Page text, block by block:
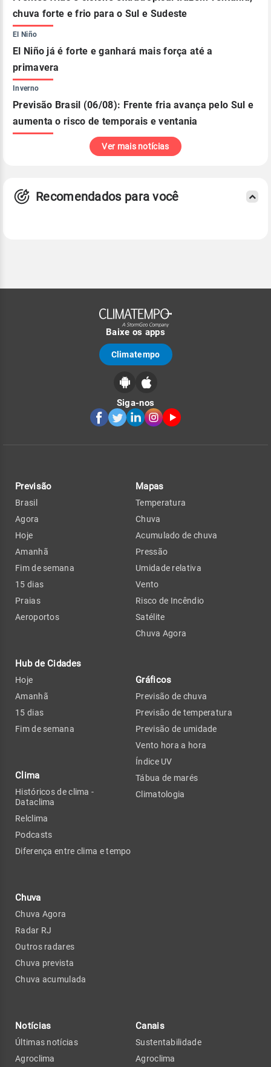
chuva forte e frio para o Sul e Sudeste
El Niño
El Niño já é forte e ganhará mais força até a
primavera
Inverno
Previsão Brasil (06/08): Frente fria avança pelo Sul e
aumenta o risco de temporais e ventania
Ver mais notícias
Recomendados para você
Baixe os apps
Climatempo
Siga-nos
Previsão
Brasil
Agora
Hoje
Amanhã
Fim de semana
15 dias
Praias
Aeroportos
Hub de Cidades
Hoje
Amanhã
15 dias
Fim de semana
Clima
Históricos de clima -
Dataclima
Relclima
Podcasts
Diferença entre clima e tempo
Chuva
Chuva Agora
Radar RJ
Outros radares
Chuva prevista
Chuva acumulada
Mapas
Temperatura
Chuva
Acumulado de chuva
Pressão
Umidade relativa
Vento
Risco de Incêndio
Satélite
Chuva Agora
Gráficos
Previsão de chuva
Previsão de temperatura
Previsão de umidade
Vento hora a hora
Índice UV
Tábua de marés
Climatologia
Notícias
Últimas notícias
Agroclima
Canais
Sustentabilidade
Agroclima